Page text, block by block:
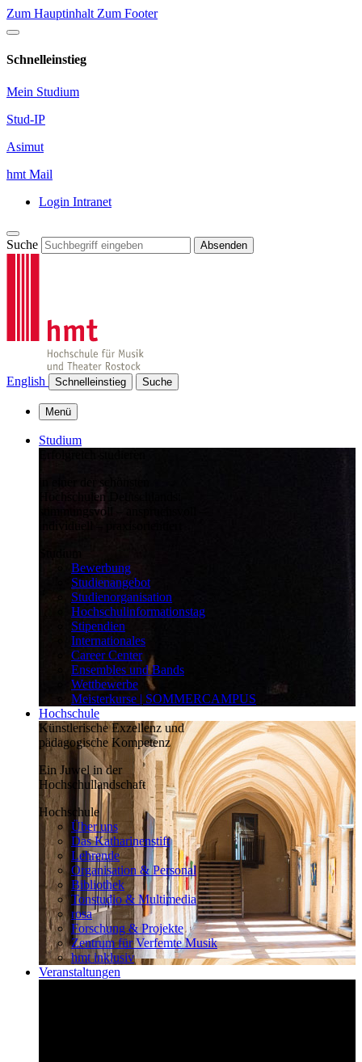
Zum Hauptinhalt Zum Footer
Schnelleinstieg
Mein Studium
Stud-IP
Asimut
hmt Mail
Login Intranet
Suche Absenden
English Schnelleinstieg Suche
Menü
Studium
in einer der schönsten
Hochschulen Deutschlands:
stimmungsvoll – anspruchsvoll –
individuell – praxisorientiert
Bewerbung
Studienangebot
Studienorganisation
Hochschulinformationstag
Stipendien
Internationales
Career Center
Ensembles und Bands
Wettbewerbe
Meisterkurse | SOMMERCAMPUS
Hochschule
Künstlerische Exzellenz und
pädagogische Kompetenz
Ein Juwel in der
Hochschullandschaft
Hochschule
Über uns
Das Katharinenstift
Lehrende
Organisation & Personal
Bibliothek
Tonstudio & Multimedia
rosa
Forschung & Projekte
Zentrum für Verfemte Musik
hmt inklusiv
Veranstaltungen